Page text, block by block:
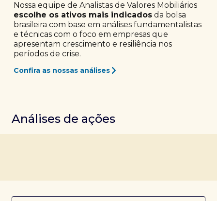
Nossa equipe de Analistas de Valores Mobiliários
escolhe os ativos mais indicados da bolsa
brasileira com base em análises fundamentalistas
e técnicas com o foco em empresas que
apresentam crescimento e resiliência nos
períodos de crise.
Confira as nossas análises
Análises de ações